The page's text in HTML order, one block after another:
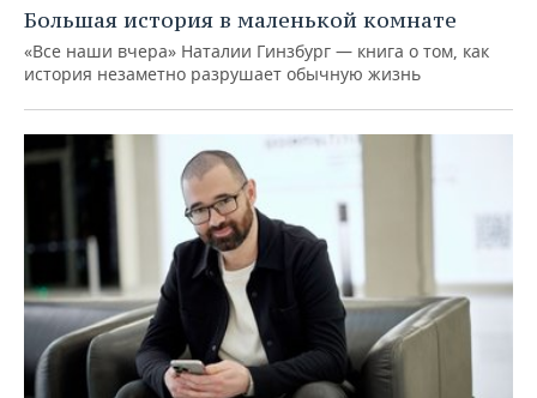
Большая история в маленькой комнате
«Все наши вчера» Наталии Гинзбург — книга о том, как
история незаметно разрушает обычную жизнь